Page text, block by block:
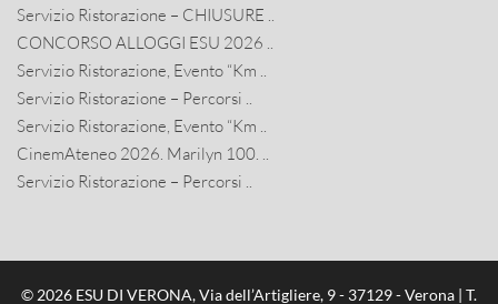
Servizio Ristorazione – CHIUSURE ..
CONCORSO ALLOGGI ESU 2026 ..
Servizio Ristorazione, Evento “Km ..
Servizio Ristorazione – Percorsi ..
Servizio Ristorazione, Evento “Km ..
CinemAteneo 2026. Marilyn 100. ..
Servizio Ristorazione – Percorsi ..
© 2026 ESU DI VERONA, Via dell’Artigliere, 9 - 37129 - Verona | T.